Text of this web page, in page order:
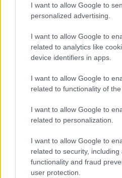
I want to allow Google to
personalized advertising.
I want to allow Google to
related to analytics like
device identifiers in apps.
I want to allow Google to
related to functionality of
I want to allow Google to
related to personalization.
I want to allow Google to
related to security, including
functionality and fraud
user protection.
ΟΛΕΣ ΟΙ ΕΙΔΗΣΕΙΣ
Σουδάν: Σφοδρές
βομβαρδισμοί στη
τραυματίστηκαν
Πού γιορτάζουν το
για την Ανάσταση
Χρήσιμες οδηγίες
πασχαλινό τραπέζι
προσέξουμε με τα
Απίστευτο